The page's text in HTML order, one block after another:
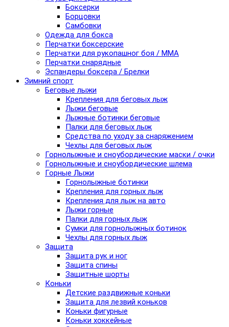
Боксерки
Борцовки
Самбовки
Одежда для бокса
Перчатки боксерские
Перчатки для рукопашног боя / ММА
Перчатки снарядные
Эспандеры боксера / Брелки
Зимний спорт
Беговые лыжи
Крепления для беговых лыж
Лыжи беговые
Лыжные ботинки беговые
Палки для беговых лыж
Средства по уходу за снаряжением
Чехлы для беговых лыж
Горнолыжные и сноубордические маски / очки
Горнолыжные и сноубордические шлема
Горные Лыжи
Горнолыжные ботинки
Крепления для горных лыж
Крепления для лыж на авто
Лыжи горные
Палки для горных лыж
Сумки для горнолыжных ботинок
Чехлы для горных лыж
Защита
Защита рук и ног
Защита спины
Защитные шорты
Коньки
Детские раздвижные коньки
Защита для лезвий коньков
Коньки фигурные
Коньки хоккейные